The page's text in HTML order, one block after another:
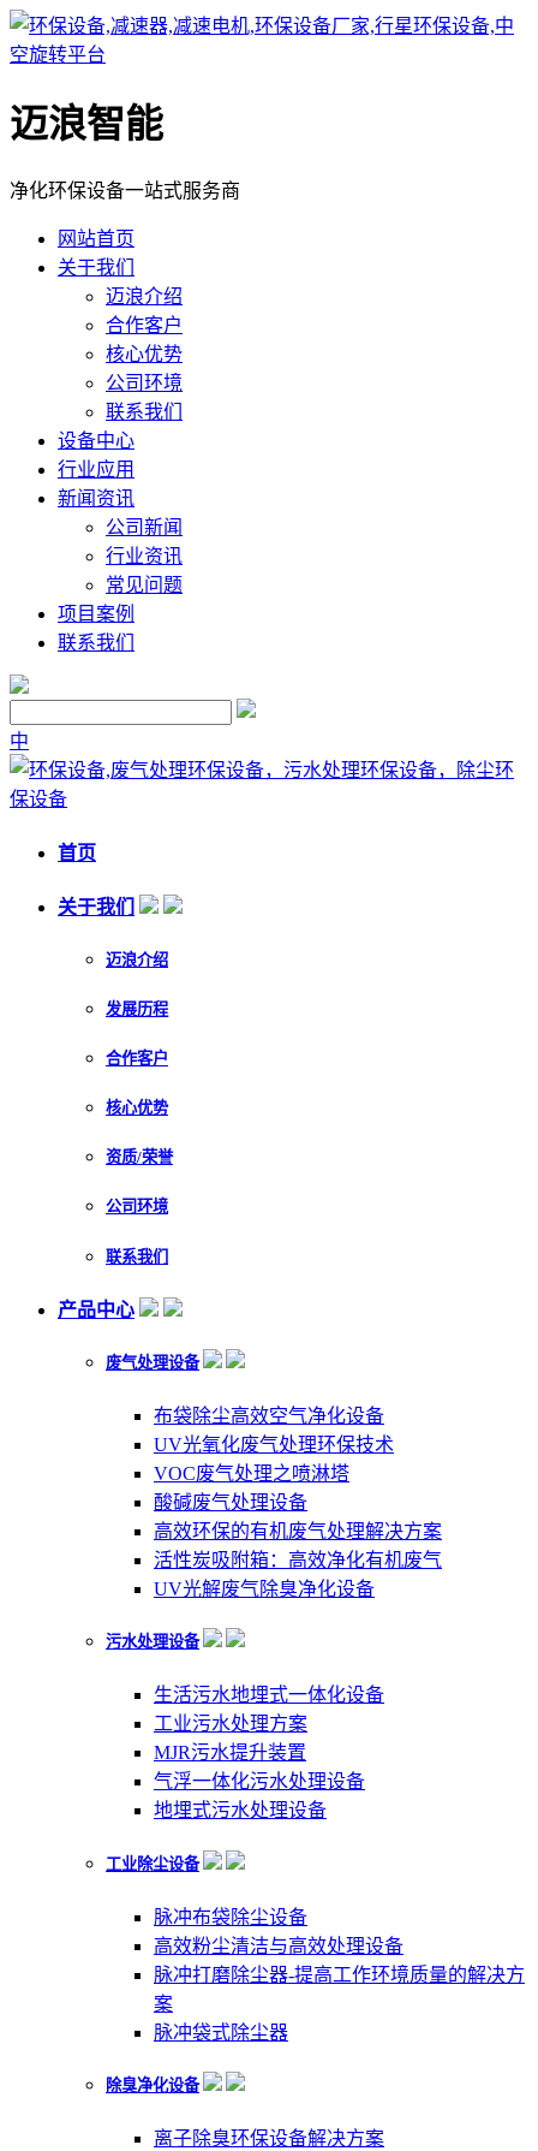
迈浪智能
净化环保设备一站式服务商
网站首页
关于我们
迈浪介绍
合作客户
核心优势
公司环境
联系我们
设备中心
行业应用
新闻资讯
公司新闻
行业资讯
常见问题
项目案例
联系我们
中
首页
关于我们
迈浪介绍
发展历程
合作客户
核心优势
资质/荣誉
公司环境
联系我们
产品中心
废气处理设备
布袋除尘高效空气净化设备
UV光氧化废气处理环保技术
VOC废气处理之喷淋塔
酸碱废气处理设备
高效环保的有机废气处理解决方案
活性炭吸附箱：高效净化有机废气
UV光解废气除臭净化设备
污水处理设备
生活污水地埋式一体化设备
工业污水处理方案
MJR污水提升装置
气浮一体化污水处理设备
地埋式污水处理设备
工业除尘设备
脉冲布袋除尘设备
高效粉尘清洁与高效处理设备
脉冲打磨除尘器-提高工作环境质量的解决方
案
脉冲袋式除尘器
除臭净化设备
离子除臭环保设备解决方案